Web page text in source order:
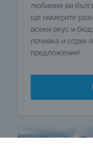
любимия ви
ще намерите
всеки вкус и
почивка и отдих
предложения!